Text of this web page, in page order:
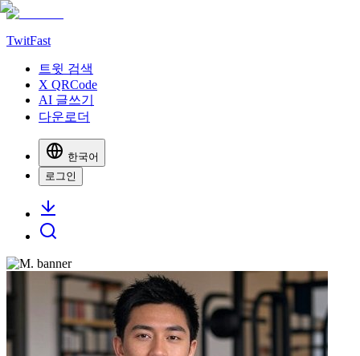
TwitFast
트윗 검색
X QRCode
AI 글쓰기
다운로더
한국어
로그인